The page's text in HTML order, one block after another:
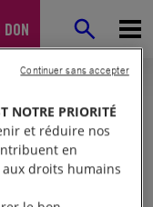
NOTRE PRIORITÉ
et réduire nos
en
droits humains
Continuer sans accepter